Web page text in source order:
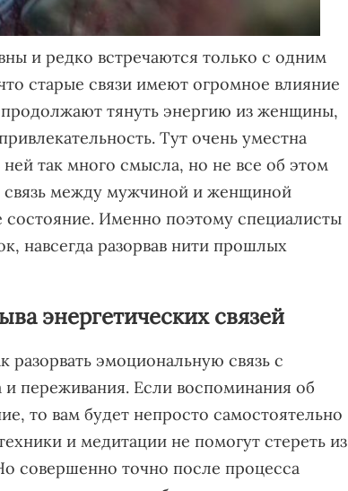
и редко встречаются только с одним
старые связи имеют огромное влияние
тянуть энергию из женщины,
Тут очень уместна
так много смысла, но не все об этом
связь между мужчиной и женщиной
состояние. Именно поэтому специалисты
навсегда разорвав нити прошлых
энергетических связей
эмоциональную связь с
переживания. Если воспоминания об
то вам будет непросто самостоятельно
и медитации не помогут стереть из
совершенно точно после процесса